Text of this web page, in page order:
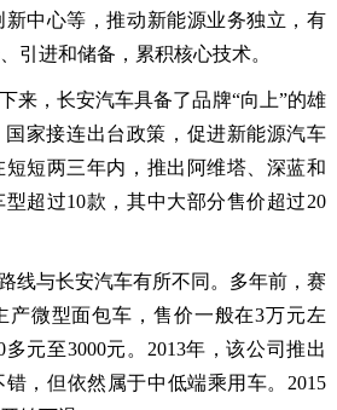
中心等，推动新能源业务独立，有
引进和储备，累积核心技术。
来，长安汽车具备了品牌“向上”的雄
国家接连出台政策，促进新能源汽车
短两三年内，推出阿维塔、深蓝和
超过10款，其中大部分售价超过20
线与长安汽车有所不同。多年前，赛
产微型面包车，售价一般在3万元左
元至3000元。2013年，该公司推出
，但依然属于中低端乘用车。2015